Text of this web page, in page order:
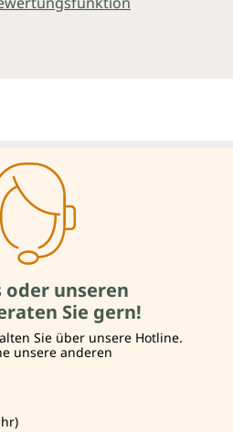
Bücher über
oder unseren
Sie gern!
Sie über unsere Hotline.
unsere anderen